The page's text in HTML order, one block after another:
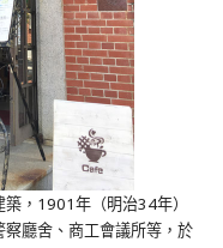
，1901年（明治34年）
廳舍、商工會議所等，於